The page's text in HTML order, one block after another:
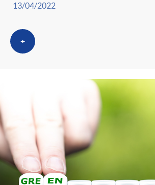
13/04/2022
+